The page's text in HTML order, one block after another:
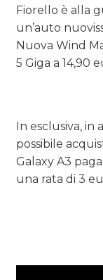
Fiorello è alla
un’auto
Nuova Wind
5 Giga a 14,90
In esclusiva, in
possibile
Galaxy A3
una rata di 3